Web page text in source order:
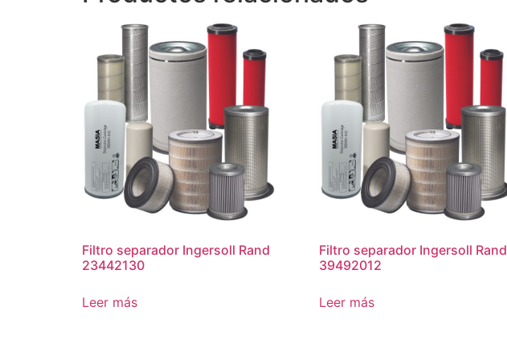
Filtro separador Ingersoll Rand
23442130
Leer más
Filtro separador Ingersoll Rand
39492012
Leer más